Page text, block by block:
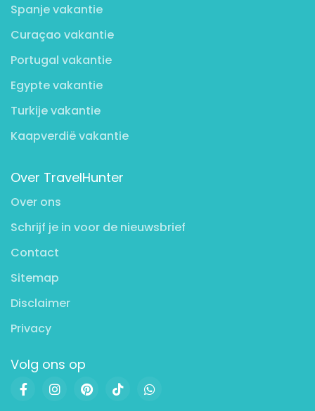
Spanje vakantie
Curaçao vakantie
Portugal vakantie
Egypte vakantie
Turkije vakantie
Kaapverdië vakantie
Over TravelHunter
Over ons
Schrijf je in voor de nieuwsbrief
Contact
Sitemap
Disclaimer
Privacy
Volg ons op